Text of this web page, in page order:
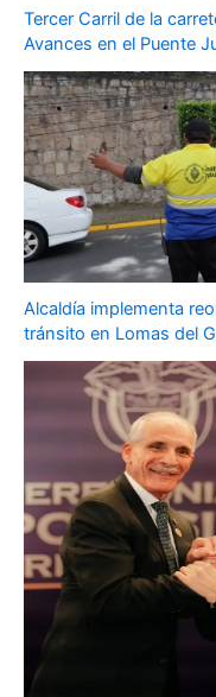
Tercer Carril de la
Avances en el Puente
Alcaldía implementa
tránsito en Lomas del